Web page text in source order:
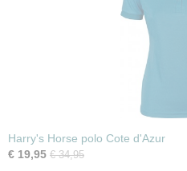
Harry's Horse polo Cote d'Azur
€ 19,95 € 34,95